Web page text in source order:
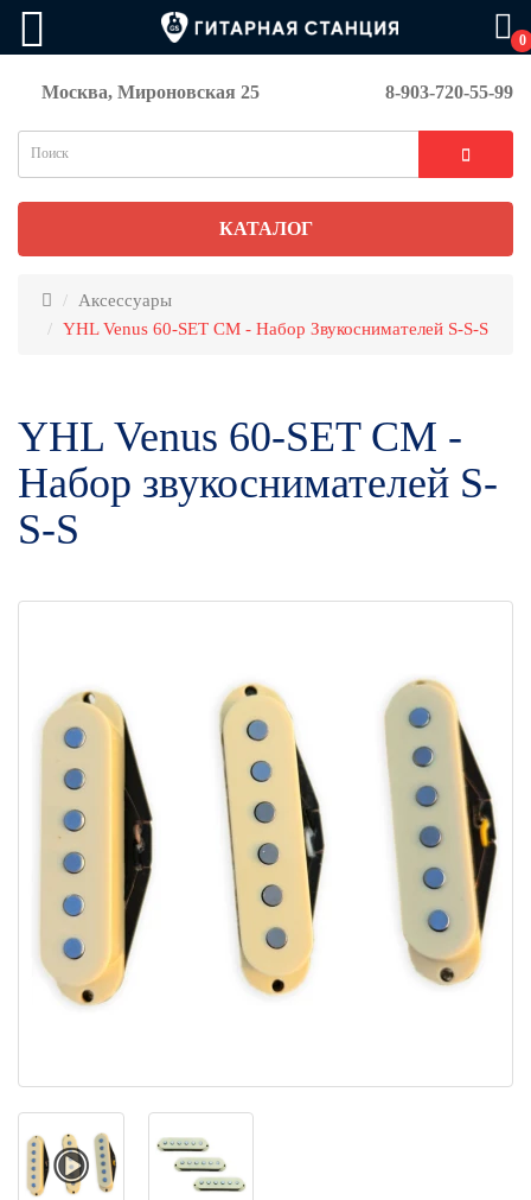
0
Москва, Мироновская 25 8-903-720-55-99
КАТАЛОГ
Аксессуары
YHL Venus 60-SET CM - Набор Звукоснимателей S-S-S
YHL Venus 60-SET CM -
Набор звукоснимателей S-
S-S